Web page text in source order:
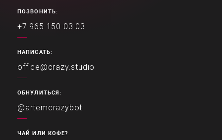
ПОЗВОНИТЬ:
+7 965 150 03 03
НАПИСАТЬ:
office@crazy.studio
ОБНУЛИТЬСЯ:
@artemcrazybot
ЧАЙ ИЛИ КОФЕ?